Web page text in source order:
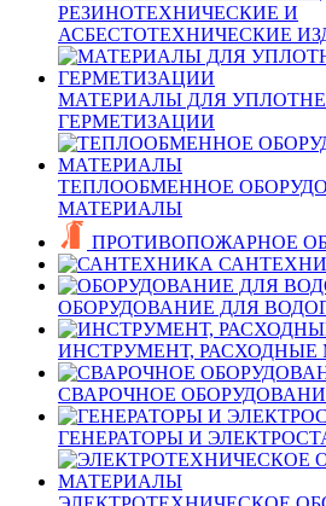
РЕЗИНОТЕХНИЧЕСКИЕ И
АСБЕСТОТЕХНИЧЕСКИЕ
МАТЕРИАЛЫ ДЛЯ
ГЕРМЕТИЗАЦИИ
ТЕПЛООБМЕННОЕ
МАТЕРИАЛЫ
ПРОТИВОПОЖАРНОЕ
ОБОРУДОВАНИЕ ДЛЯ
ИНСТРУМЕНТ,
СВАРОЧНОЕ
ГЕНЕРАТОРЫ И